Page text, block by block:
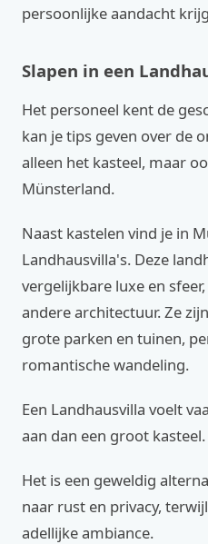
persoonlijke aandacht
Slapen in een
Het personeel kent de
kan je tips geven over de
alleen het kasteel, maar
Münsterland.
Naast kastelen vind je in
Landhausvilla's. Deze
vergelijkbare luxe en
andere architectuur. Ze
grote parken en tuinen,
romantische wandeling.
Een Landhausvilla voelt
aan dan een groot kasteel.
Het is een geweldig
naar rust en privacy,
adellijke ambiance.